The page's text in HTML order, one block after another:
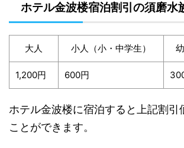
ホテル金波楼宿泊割引の須磨水
大人 小人（小・中学生）
1,200円 600円
ホテル金波楼に宿泊すると上記割引
ことができます。